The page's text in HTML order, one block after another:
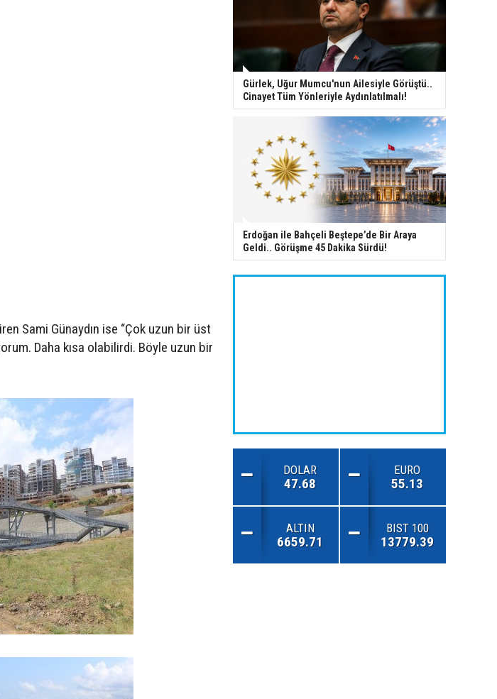
Sami Günaydın ise “Çok uzun bir üst
Daha kısa olabilirdi. Böyle uzun bir
Gürlek, Uğur Mumcu'nun Ailesiyle Görüştü..
Cinayet Tüm Yönleriyle Aydınlatılmalı!
Erdoğan ile Bahçeli Beştepe’de Bir Araya
Geldi.. Görüşme 45 Dakika Sürdü!
DOLAR
47.68
EURO
55.13
ALTIN
6659.71
BIST 100
13779.39